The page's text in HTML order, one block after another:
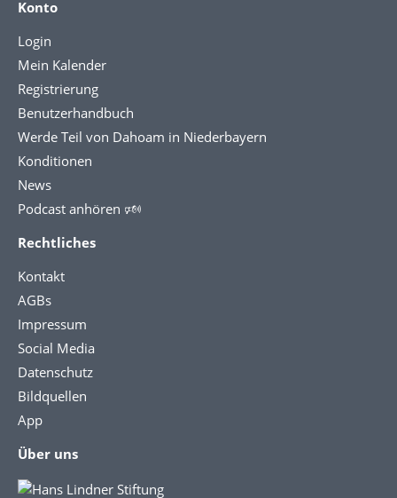
Konto
Login
Mein Kalender
Registrierung
Benutzerhandbuch
Werde Teil von Dahoam in Niederbayern
Konditionen
News
Podcast anhören 🕬
Rechtliches
Kontakt
AGBs
Impressum
Social Media
Datenschutz
Bildquellen
App
Über uns